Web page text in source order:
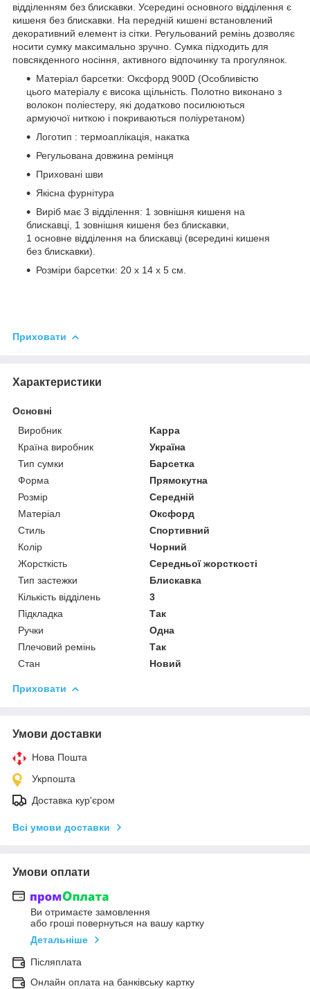
відділенням без блискавки. Усередині основного відділення є
кишеня без блискавки. На передній кишені встановлений
декоративний елемент із сітки. Регульований ремінь дозволяє
носити сумку максимально зручно. Сумка підходить для
повсякденного носіння, активного відпочинку та прогулянок.
Матеріал барсетки: Оксфорд 900D (Особливістю
цього матеріалу є висока щільність. Полотно виконано з
волокон поліестеру, які додатково посилюються
армуючої ниткою і покриваються поліуретаном)
Логотип : термоаплікація, накатка
Регульована довжина ремінця
Приховані шви
Якісна фурнітура
Виріб має 3 відділення: 1 зовнішня кишеня на
блискавці, 1 зовнішня кишеня без блискавки,
1 основне відділення на блискавці (всередині кишеня
без блискавки).
Розміри барсетки: 20 х 14 х 5 см.
Приховати
Характеристики
Основні
Виробник
Kappa
Країна виробник
Україна
Тип сумки
Барсетка
Форма
Прямокутна
Розмір
Середній
Матеріал
Оксфорд
Стиль
Спортивний
Колір
Чорний
Жорсткість
Середньої жорсткості
Тип застежки
Блискавка
Кількість відділень
3
Підкладка
Так
Ручки
Одна
Плечовий ремінь
Так
Стан
Новий
Приховати
Умови доставки
Нова Пошта
Укрпошта
Доставка кур'єром
Всі умови доставки
Умови оплати
Ви отримаєте замовлення
або гроші повернуться на вашу картку
Детальніше
Післяплата
Онлайн оплата на банківську картку